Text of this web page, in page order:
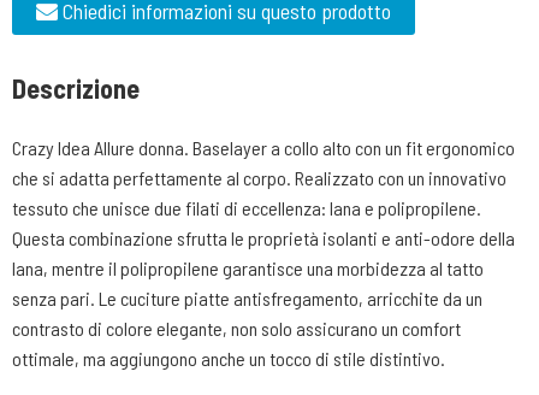
Chiedici informazioni su questo prodotto
Descrizione
Crazy Idea Allure donna. Baselayer a collo alto con un fit ergonomico
che si adatta perfettamente al corpo. Realizzato con un innovativo
tessuto che unisce due filati di eccellenza: lana e polipropilene.
Questa combinazione sfrutta le proprietà isolanti e anti-odore della
lana, mentre il polipropilene garantisce una morbidezza al tatto
senza pari. Le cuciture piatte antisfregamento, arricchite da un
contrasto di colore elegante, non solo assicurano un comfort
ottimale, ma aggiungono anche un tocco di stile distintivo.